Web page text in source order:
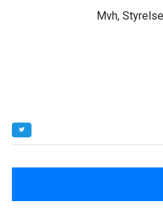
Mvh,